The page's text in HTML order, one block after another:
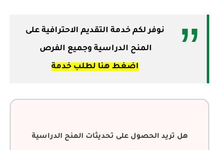
نوفر لكم خدمة التقديم الاحترافية على
المنح الدراسية وجميع الفرص
اضغط هنا لطلب خدمة
هل تريد الحصول على تحديثات المنح الدراسية